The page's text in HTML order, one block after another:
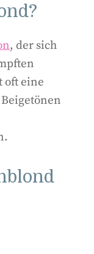
, der sich
oft eine